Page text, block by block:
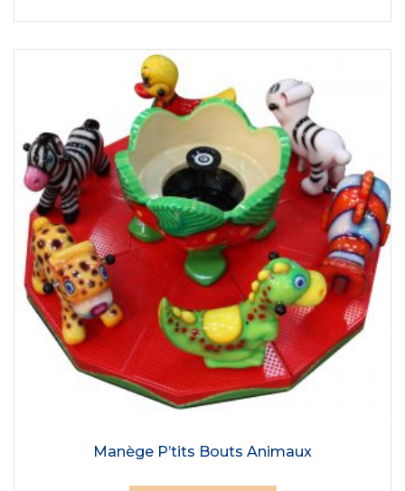
Manège P’tits Bouts Animaux